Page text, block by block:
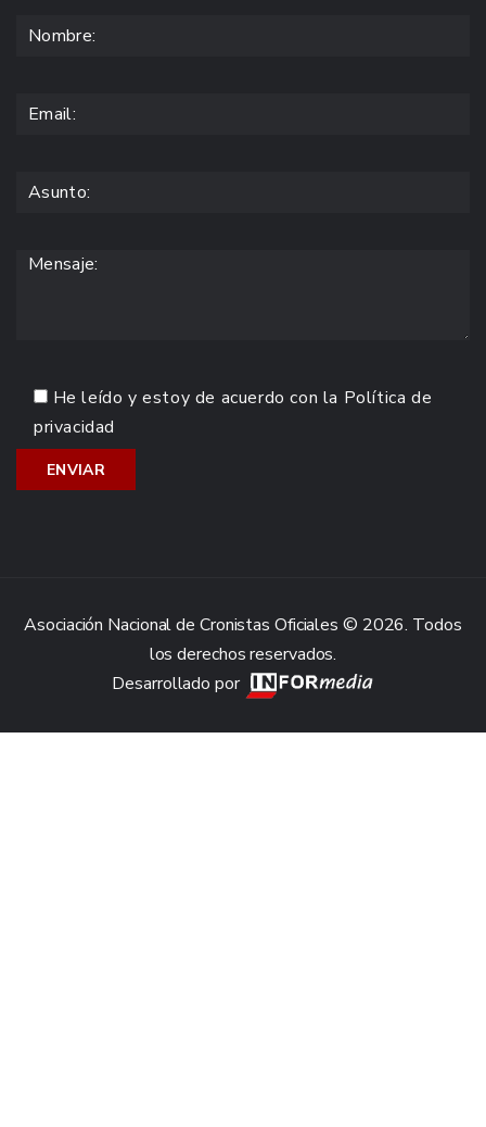
He leído y estoy de acuerdo con la Política de
privacidad
Asociación Nacional de Cronistas Oficiales © 2026. Todos
los derechos reservados.
Desarrollado por